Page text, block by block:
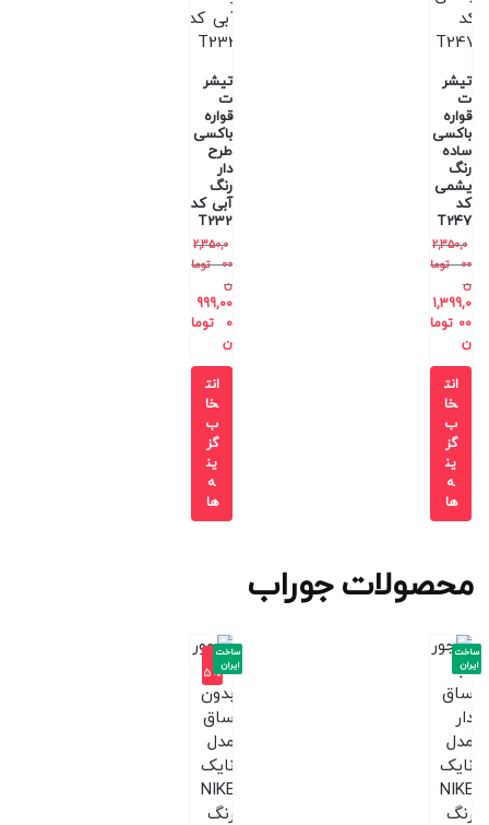
تیشر
ت
قواره
باکسی
ساده
رنگ
یشمی
کد
T247
2,350,0
00
توما
ن
1,399,0
00 توما
ن
انت
خا
ب
گز
ین
ه
ها
تیشر
ت
قواره
باکسی
طرح
دار
رنگ
آبی کد
T232
2,350,0
00
توما
ن
999,00
0
توما
ن
انت
خا
ب
گز
ین
ه
ها
محصولات جوراب
ساخت
ایران
-1
5%
ساخت
ایران